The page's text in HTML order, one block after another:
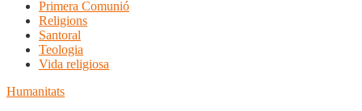
Primera Comunió
Religions
Santoral
Teologia
Vida religiosa
Humanitats